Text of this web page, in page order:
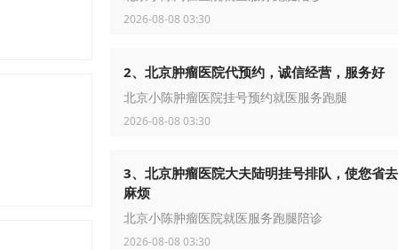
2026-08-08 03:30
2、北京肿瘤医院代预约，诚信经营，服务好
北京小陈肿瘤医院挂号预约就医服务跑腿
2026-08-08 03:30
3、北京肿瘤医院大夫陆明挂号排队，使您省
麻烦
北京小陈肿瘤医院就医服务跑腿陪诊
2026-08-08 03:30